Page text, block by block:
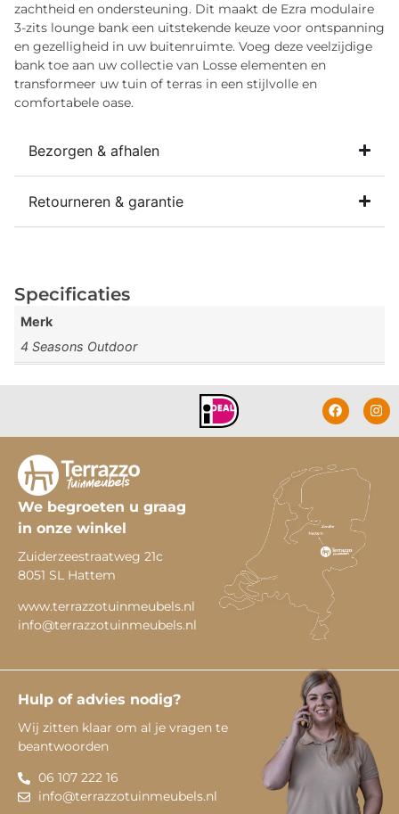
zachtheid en ondersteuning. Dit maakt de Ezra modulaire
3-zits lounge bank een uitstekende keuze voor ontspanning
en gezelligheid in uw buitenruimte. Voeg deze veelzijdige
bank toe aan uw collectie van Losse elementen en
transformeer uw tuin of terras in een stijlvolle en
comfortabele oase.
Bezorgen & afhalen
Retourneren & garantie
Specificaties
Merk
4 Seasons Outdoor
We begroeten u graag
in onze winkel
Zuiderzeestraatweg 21c
8051 SL Hattem
www.terrazzotuinmeubels.nl
info@terrazzotuinmeubels.nl
Hulp of advies nodig?
Wij zitten klaar om al je vragen te
beantwoorden
06 107 222 16
info@terrazzotuinmeubels.nl